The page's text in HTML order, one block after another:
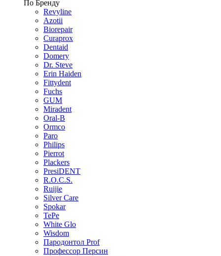
По Бренду
Revyline
Azotii
Biorepair
Curaprox
Dentaid
Domery
Dr. Steve
Erin Haiden
Fittydent
Fuchs
GUM
Miradent
Oral-B
Ormco
Paro
Philips
Pierrot
Plackers
PresiDENT
R.O.C.S.
Ruijie
Silver Care
Spokar
TePe
White Glo
Wisdom
Пародонтол Prof
Профессор Персин